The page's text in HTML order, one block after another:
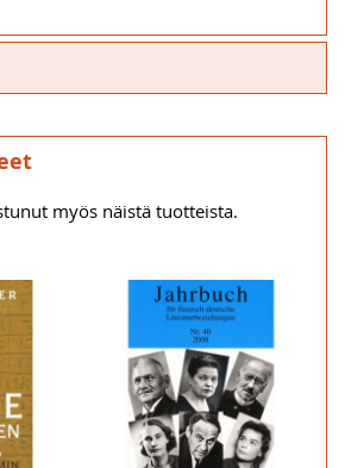
myös näistä tuotteista.